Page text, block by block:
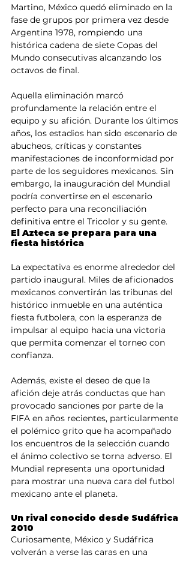
Martino, México quedó eliminado en la
fase de grupos por primera vez desde
Argentina 1978, rompiendo una
histórica cadena de siete Copas del
Mundo consecutivas alcanzando los
octavos de final.
Aquella eliminación marcó
profundamente la relación entre el
equipo y su afición. Durante los últimos
años, los estadios han sido escenario de
abucheos, críticas y constantes
manifestaciones de inconformidad por
parte de los seguidores mexicanos. Sin
embargo, la inauguración del Mundial
podría convertirse en el escenario
perfecto para una reconciliación
definitiva entre el Tricolor y su gente.
El Azteca se prepara para una
fiesta histórica
La expectativa es enorme alrededor del
partido inaugural. Miles de aficionados
mexicanos convertirán las tribunas del
histórico inmueble en una auténtica
fiesta futbolera, con la esperanza de
impulsar al equipo hacia una victoria
que permita comenzar el torneo con
confianza.
Además, existe el deseo de que la
afición deje atrás conductas que han
provocado sanciones por parte de la
FIFA en años recientes, particularmente
el polémico grito que ha acompañado
los encuentros de la selección cuando
el ánimo colectivo se torna adverso. El
Mundial representa una oportunidad
para mostrar una nueva cara del futbol
mexicano ante el planeta.
Un rival conocido desde Sudáfrica
2010
Curiosamente, México y Sudáfrica
volverán a verse las caras en una